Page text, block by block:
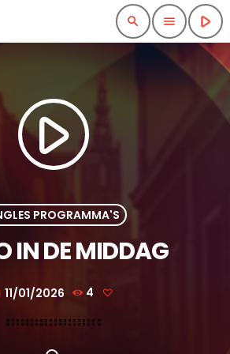
search menu play_arrow
play_arrow
PROGRAMMA'S
IN DE MIDDAG
11/01/2026 4